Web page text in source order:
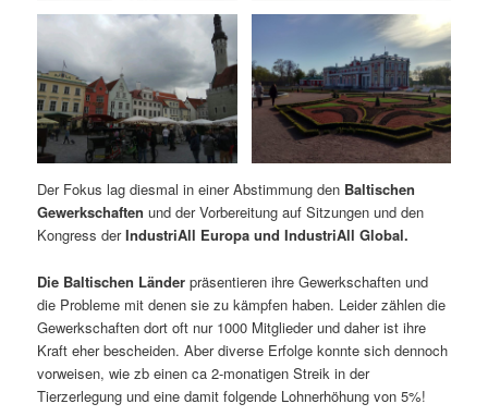
Der Fokus lag diesmal in einer Abstimmung den Baltischen
Gewerkschaften und der Vorbereitung auf Sitzungen und den
Kongress derIndustriAll Europa und IndustriAll Global.
Die Baltischen Länder präsentieren ihre Gewerkschaften und
die Probleme mit denen sie zu kämpfen haben. Leider zählen die
Gewerkschaften dort oft nur 1000 Mitglieder und daher ist ihre
Kraft eher bescheiden. Aber diverse Erfolge konnte sich dennoch
vorweisen, wie zb einen ca 2-monatigen Streik in der
Tierzerlegung und eine damit folgende Lohnerhöhung von 5%!